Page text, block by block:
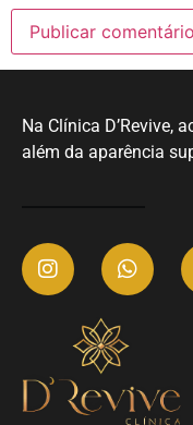
Na Clínica D’Revive,
além da aparência